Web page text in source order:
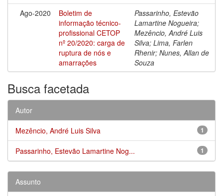
Ago-2020
Boletim de
informação técnico-
profissional CETOP
nº 20/2020: carga de
ruptura de nós e
amarrações
Passarinho, Estevão
Lamartine Nogueira;
Mezêncio, André Luis
Silva; Lima, Farlen
Rhenir; Nunes, Allan de
Souza
Busca facetada
Autor
1
Mezêncio, André Luis Silva
1
Passarinho, Estevão Lamartine Nog...
Assunto